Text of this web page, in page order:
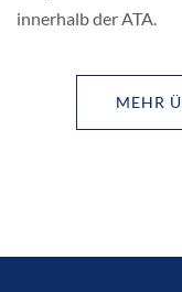
innerhalb der ATA.
MEHR